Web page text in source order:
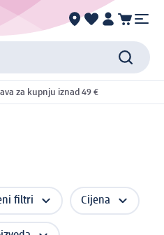
za kupnju iznad 49 €
filtri Cijena